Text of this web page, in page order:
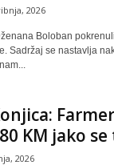
2026
Boloban
Sadržaj se nastavlja
KM jako se
2026